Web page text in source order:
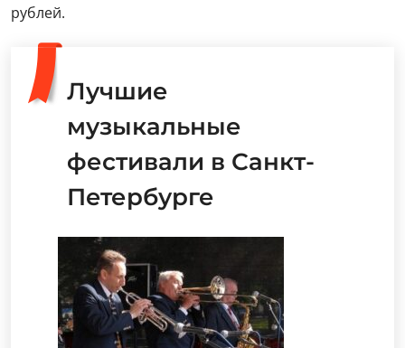
рублей.
Лучшие
музыкальные
фестивали в Санкт-
Петербурге